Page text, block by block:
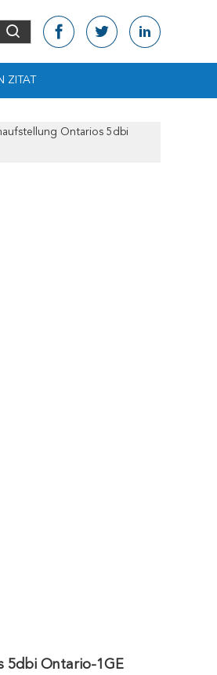
ZITAT
Ontarios 5dbi
5dbi Ontario-1GE